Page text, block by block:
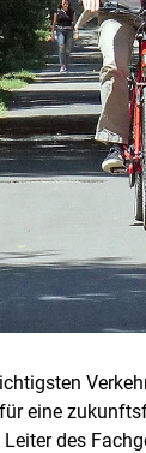
eine
Leiter des